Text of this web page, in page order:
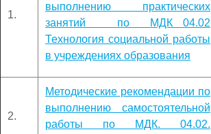
1.
выполнению практических
занятий по МДК 04.02
Технология социальной работы
в учреждениях образования
2.
Методические рекомендации по
выполнению самостоятельной
работы по МДК. 04.02.